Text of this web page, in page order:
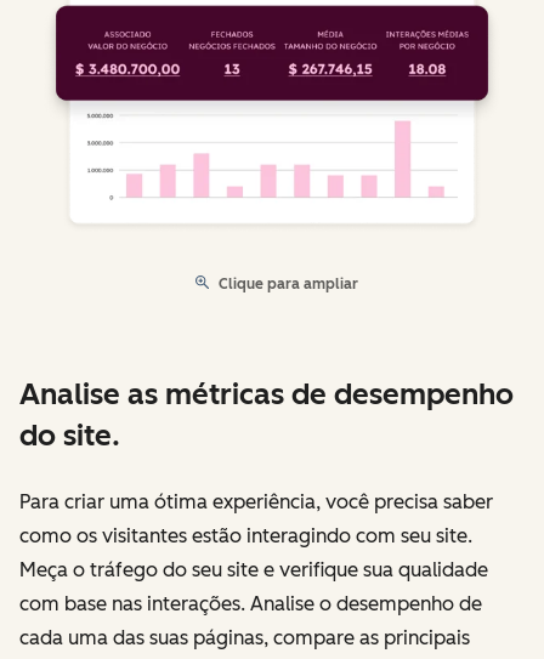
Clique para ampliar
Analise as métricas de desempenho
do site.
Para criar uma ótima experiência, você precisa saber
como os visitantes estão interagindo com seu site.
Meça o tráfego do seu site e verifique sua qualidade
com base nas interações. Analise o desempenho de
cada uma das suas páginas, compare as principais